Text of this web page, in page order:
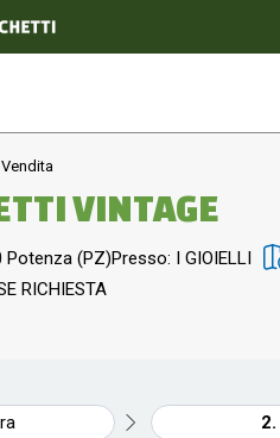
Vendita
VINTAGE
Potenza (PZ)Presso: I GIOIELLI
RICHIESTA